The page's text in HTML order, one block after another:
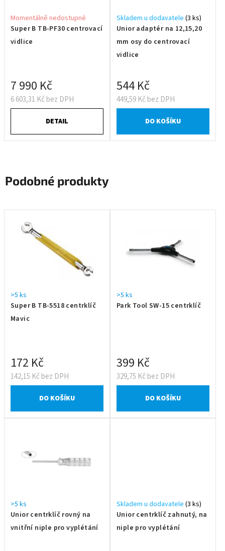
Super B TB-PF30 centrovací
vidlice
Momentálně nedostupné
6 603,31 Kč bez DPH
7 990 Kč
DETAIL
Unior adaptér na 12,15,20
mm osy do centrovací
vidlice
Skladem u dodavatele (3 ks)
449,59 Kč bez DPH
544 Kč
DO KOŠÍKU
Podobné produkty
Super B TB-5518 centrklíč
Mavic
>5 ks
142,15 Kč bez DPH
172 Kč
DO KOŠÍKU
Park Tool SW-15 centrklíč
>5 ks
329,75 Kč bez DPH
399 Kč
DO KOŠÍKU
Unior centrklíč rovný na
vnitřní niple pro vyplétání
>5 ks
Unior centrklíč zahnutý, na
niple pro vyplétání
Skladem u dodavatele (3 ks)